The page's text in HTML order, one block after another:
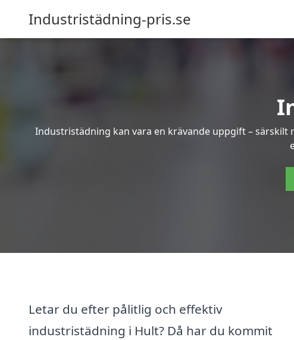
Industristädning-pris.se
Industristädning kan vara en krävande uppgift –
Letar du efter pålitlig och effektiv
industristädning i Hult? Då har du kommit